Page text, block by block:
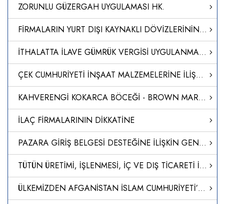
ZORUNLU GÜZERGAH UYGULAMASI HK.
FİRMALARIN YURT DIŞI KAYNAKLI DÖVİZLERİNİN TÜRK LİRASINA DÖNÜŞÜMÜNÜN DESTEKLENMESİ HAKKINDA TEBLİĞ (SAYI: 2023/5)’DE DEĞİŞİKLİK YAPILMASINA DAİR TEBLİĞ (SAYI: 2024/14)
İTHALATTA İLAVE GÜMRÜK VERGİSİ UYGULANMASINA İLİŞKİN KARARDA DEĞİŞİKLİK YAPILMASINA DAİR KARAR (KARAR SAYISI: 8639)
ÇEK CUMHURİYETİ İNŞAAT MALZEMELERİNE İLİŞKİN ULUSAL DÜZENLEME
KAHVERENGİ KOKARCA BÖCEĞİ - BROWN MARMORATED STİNK BUG (BMSB)” İLE MÜCADELE TEDBİRLERİ
İLAÇ FİRMALARININ DİKKATİNE
PAZARA GİRİŞ BELGESİ DESTEĞİNE İLİŞKİN GENELGE GÜNCELLENDİ
TÜTÜN ÜRETİMİ, İŞLENMESİ, İÇ VE DIŞ TİCARETİ İLE İLGİLİ USUL VE ESASLAR HAKKINDA YÖNETMELİKTE DEĞİŞİKLİK YAPILMASINA DAİR YÖNETMELİK
ÜLKEMİZDEN AFGANİSTAN İSLAM CUMHURİYETİ’NE GÖNDERİLECEK İNSANİ YARDIM MALZEMELERİNİN DEMİRYOLUYLA SEVKİ AMACIYLA TÜRKİYE CUMHURİYETİ DEVLET DEMİRYOLLARI TAŞIMACILIK A.Ş. GENEL MÜDÜRLÜĞÜNÜN GÖREVLENDİRİLMESİNE İLİŞKİN KARAR (KARAR SAYISI: 8613)